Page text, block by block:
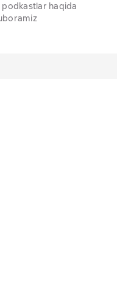
haqida
и «каменной